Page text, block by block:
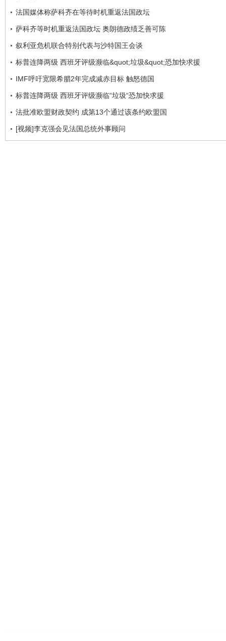
法国媒体称萨科齐在等待时机重返法国政坛
萨科齐等时机重返法国政坛 奥朗德政绩乏善可陈
叙利亚危机联合特别代表与沙特国王会谈
标普连降两级 西班牙评级濒临&quot;垃圾&quot;恐加快求援
IMF呼吁宽限希腊2年完成减赤目标 触怒德国
标普连降两级 西班牙评级濒临“垃圾“恐加快求援
法批准欧盟财政契约 成第13个通过该条约欧盟国
[视频]李克强会见法国总统外事顾问